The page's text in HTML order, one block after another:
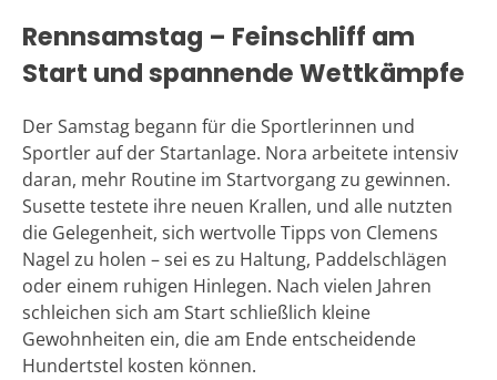
Rennsamstag – Feinschliff am
Start und spannende Wettkämpfe
Der Samstag begann für die Sportlerinnen und
Sportler auf der Startanlage. Nora arbeitete intensiv
daran, mehr Routine im Startvorgang zu gewinnen.
Susette testete ihre neuen Krallen, und alle nutzten
die Gelegenheit, sich wertvolle Tipps von Clemens
Nagel zu holen – sei es zu Haltung, Paddelschlägen
oder einem ruhigen Hinlegen. Nach vielen Jahren
schleichen sich am Start schließlich kleine
Gewohnheiten ein, die am Ende entscheidende
Hundertstel kosten können.